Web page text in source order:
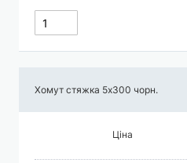
Хомут стяжка 5х300 чорн.
Ціна